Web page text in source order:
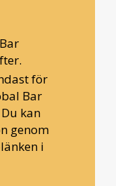
för
Bar
kan
genom
i